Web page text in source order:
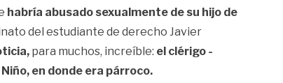
habría abusado sexualmente de su hijo de
del estudiante de derecho Javier
para muchos, increíble: el clérigo -
en donde era párroco.